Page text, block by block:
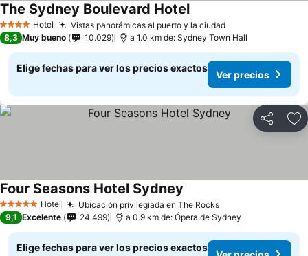
4 EstrellasHotel Vistas panorámicas al puerto y la ciudadVer precios
The Sydney Boulevard HotelVer precios
8,3 Muy bueno 10.029 a 1.0 km de: Sydney Town Hall
Elige fechas para ver los precios exactos
Ver precios
Compartir
5 Estrellas Hotel Ubicación privilegiada en The RocksVer precios
Four Seasons Hotel Sydney
9,1 Excelente 24.499 a 0.9 km de: Ópera de Sydney
Elige fechas para ver los precios exactos